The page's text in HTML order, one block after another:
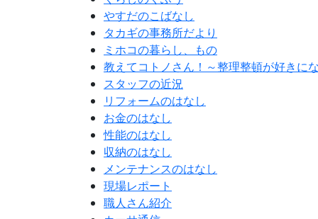
やすだのこばなし
タカギの事務所だより
ミホコの暮らし、もの
教えてコトノさん！～整理整頓が好きに
スタッフの近況
リフォームのはなし
お金のはなし
性能のはなし
収納のはなし
メンテナンスのはなし
現場レポート
職人さん紹介